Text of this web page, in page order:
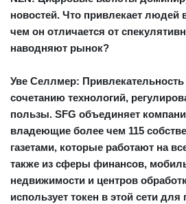
новостей. Что привлекает людей
чем он отличается от
наводняют рынок?
Уве Селлмер:
сочетанию технологий,
пользы. SFG объединяет
владеющие более чем 115
газетами, которые работают на
также из сферы финансов,
недвижимости и центров
использует токен в этой сети